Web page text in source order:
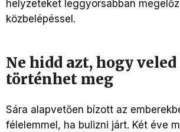
helyzeteket leggyorsabban
közbelépéssel.
Ne hidd azt, hogy
történhet meg
Sára alapvetően bízott az
félelemmel, ha bulizni járt. Két éve